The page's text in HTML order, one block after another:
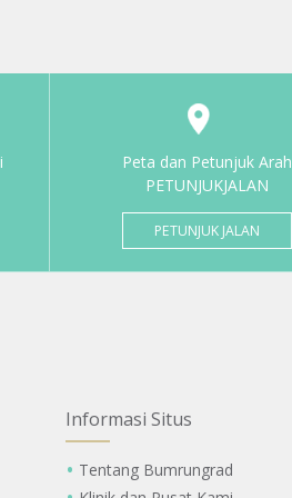
Peta dan Petunjuk Arah
PETUNJUKJALAN
PETUNJUK JALAN
Informasi Situs
Tentang Bumrungrad